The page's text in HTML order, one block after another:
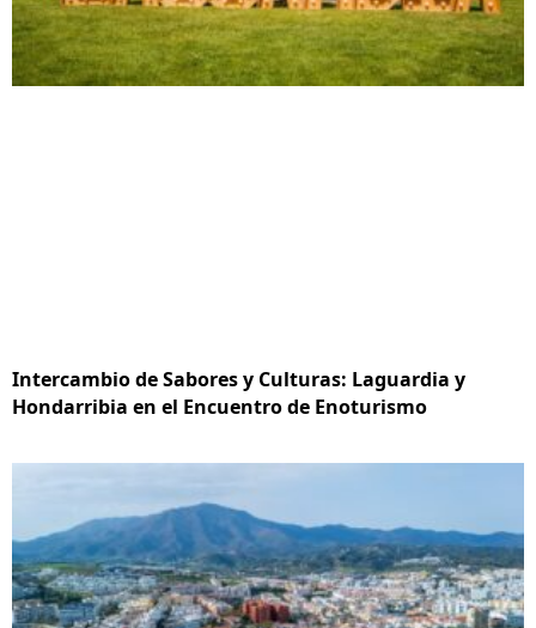
Intercambio de Sabores y Culturas: Laguardia y
Hondarribia en el Encuentro de Enoturismo